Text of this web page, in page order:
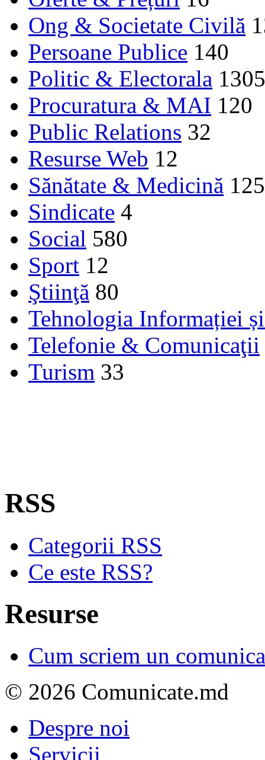
Ong & Societate Civilă
Persoane Publice 140
Politic & Electorala 1305
Procuratura & MAI 120
Public Relations 32
Resurse Web 12
Sănătate & Medicină 125
Sindicate 4
Social 580
Sport 12
Ştiinţă 80
Tehnologia Informației
Telefonie & Comunicaţii
Turism 33
RSS
Categorii RSS
Ce este RSS?
Resurse
Cum scriem un
© 2026 Comunicate.md
Despre noi
Servicii